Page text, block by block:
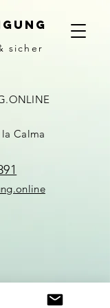
sicher
la Calma